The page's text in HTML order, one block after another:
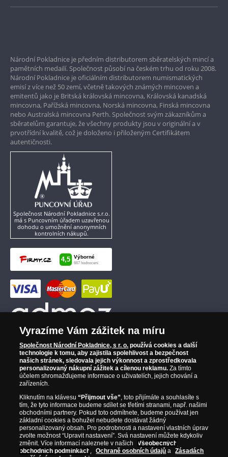
Garance nejvyšší kvality
Pouze originální produkty
Národní Pokladnice je předním distributorem sběratelských mincí a
pamětních medailí. Společnost působí na českém trhu od roku 2008.
Národní Pokladnice je oficiálním distributorem numismatických
emisí z více než 50 zemí, včetně takových známých mincoven a
emitentů jako je Britská královská mincovna, Královská kanadská
mincovna, Pařížská mincovna, Norská mincovna, Finská mincovna
nebo Australská mincovna Perth. Společnost svým zákazníkům a
sběratelům garantuje, že všechny produkty jsou v originální a v
prvotřídní kvalitě, což je doloženo i přiloženým Certifikátem
autentičnosti.
Společnost Národní Pokladnice s.r.o.
má s Puncovním úřadem uzavřenou
dohodu o umožnění anonymních
kontrolních nákupů.
Vyrazíme Vám zážitek na míru
Společnost Národní Pokladnice, s r. o. používá cookies a další
technologie k tomu, aby zajistila spolehlivost a bezpečnost
našich stránek, sledovala jejich výkonnost a zprostředkovala
personalizovaný nákupní zážitek a cílenou reklamu. Za tímto
účelem shromažďujeme informace o uživatelích, jejich chování a
zařízeních.
Kliknutím na klávesu“Přijmout vše”, toto přijímáte a souhlasíte s
tím, že tyto informace budeme sdílet se třetími stranami, např. našimi
obchodními partnery. Pokud toto odmítnete, budeme používat jen
základní cookies a bohužel nebudete dostávat žádný
personalizovaný obsah. Pro podrobnosti a nastavení vlastních úprav
zvolte možnost “Upravit nastavení”. Svá nastavení můžete kdykoliv
změnit. Více informací naleznete v našich
Všeobecných
obchodních podmínkách , Ochraně osobních údajů a
Zásadách